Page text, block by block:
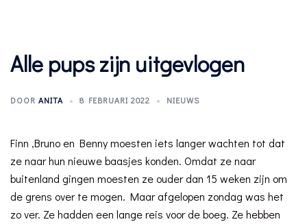
Alle pups zijn uitgevlogen
DOOR ANITA 8 FEBRUARI 2022 NIEUWS
Finn ,Bruno en Benny moesten iets langer wachten tot dat
ze naar hun nieuwe baasjes konden. Omdat ze naar
buitenland gingen moesten ze ouder dan 15 weken zijn om
de grens over te mogen. Maar afgelopen zondag was het
zo ver. Ze hadden een lange reis voor de boeg. Ze hebben